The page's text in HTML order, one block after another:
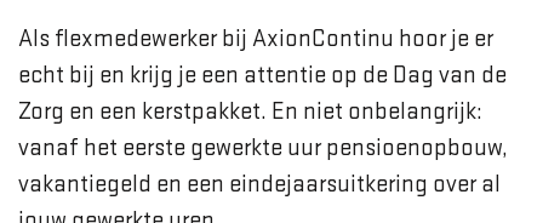
Als flexmedewerker bij AxionContinu hoor je er
echt bij en krijg je een attentie op de Dag van de
Zorg en een kerstpakket. En niet onbelangrijk:
vanaf het eerste gewerkte uur pensioenopbouw,
vakantiegeld en een eindejaarsuitkering over al